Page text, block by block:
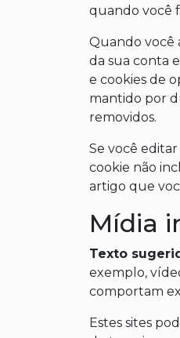
quando você
Quando você
da sua conta
e cookies de
mantido por
removidos.
Se você
cookie não
artigo que
Mídia
Texto
exemplo,
comportam
Estes sites